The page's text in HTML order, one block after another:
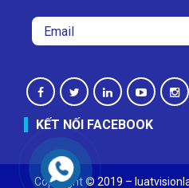
KẾT NỐI FACEBOOK
Copyright © 2019 –